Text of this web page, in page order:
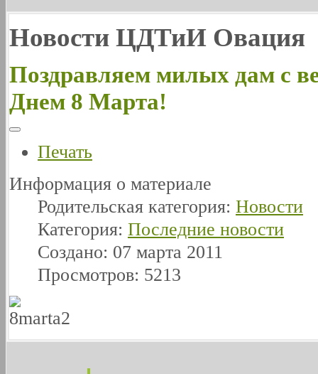
Новости ЦДТиИ Овация
Поздравляем милых дам с
Днем 8 Марта!
Печать
Информация о материале
Родительская категория: Новости
Категория: Последние новости
Создано: 07 марта 2011
Просмотров: 5213